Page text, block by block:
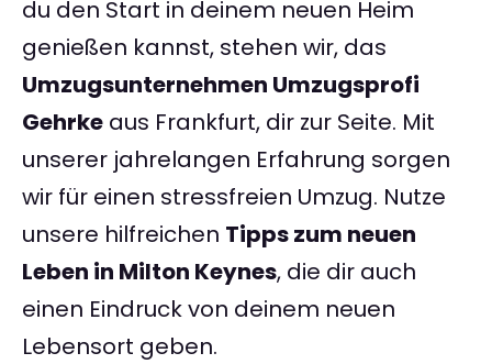
du den Start in deinem neuen Heim
genießen kannst, stehen wir, das
Umzugsunternehmen Umzugsprofi
Gehrke aus Frankfurt, dir zur Seite. Mit
unserer jahrelangen Erfahrung sorgen
wir für einen stressfreien Umzug. Nutze
unsere hilfreichen Tipps zum neuen
Leben in Milton Keynes, die dir auch
einen Eindruck von deinem neuen
Lebensort geben.